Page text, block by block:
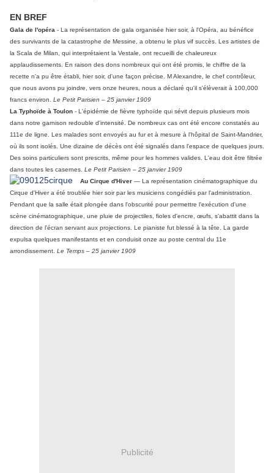
EN BREF
Gala de l'opéra - La représentation de gala organisée hier soir, à l'Opéra, au bénéfice
des survivants de la catastrophe de Messine, a obtenu le plus vif succès. Les artistes de
la Scala de Milan, qui interprétaient la Vestale, ont recueilli de chaleureux
applaudissements. En raison des dons nombreux qui ont été promis, le chiffre de la
recette n'a pu être établi, hier soir, d'une façon précise. M Alexandre, le chef contrôleur,
que nous avons pu joindre, vers onze heures, nous a déclaré qu'il s'élèverait à 100,000
francs environ.
Le Petit Parisien – 25 janvier 1909
La Typhoïde à Toulon - L'épidémie de fièvre typhoïde qui sévit depuis plusieurs mois
dans notre garnison redouble d'intensité. De nombreux cas ont été encore constatés au
111e de ligne. Les malades sont envoyés au fur et à mesure à l'hôpital de Saint-Mandrier,
où ils sont isolés. Une dizaine de décès ont été signalés dans l'espace de quelques jours.
Des soins particuliers sont prescrits, même pour les hommes valides. L'eau doit être filtrée
dans toutes les casernes. Le Petit Parisien – 25 janvier 1909
Au Cirque d'Hiver — La représentation cinématographique du
Cirque d'Hiver a été troublée hier soir par les musiciens congédiés par l'administration.
Pendant que la salle était plongée dans l'obscurité pour permettre l'exécution d'une
scène cinématographique, une pluie de projectiles, fioles d'encre, œufs, s'abattit dans la
direction de l'écran servant aux projections. Le pianiste fut blessé à la tête. La garde
expulsa quelques manifestants et en conduisit onze au poste central du 11e
arrondissement. Le Temps – 25 janvier 1909
Publicité